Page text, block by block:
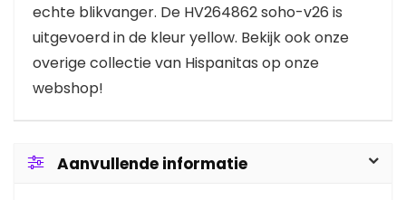
echte blikvanger. De HV264862 soho-v26 is
uitgevoerd in de kleur yellow. Bekijk ook onze
overige collectie van Hispanitas op onze
webshop!
Aanvullende informatie